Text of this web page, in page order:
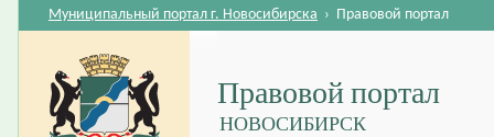
Правовой портал
НОВОСИБИРСК
Муниципальный портал г. Новосибирска › Правовой портал